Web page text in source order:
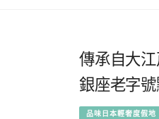
傳承自大
銀座老字
品味日本輕奢度假地